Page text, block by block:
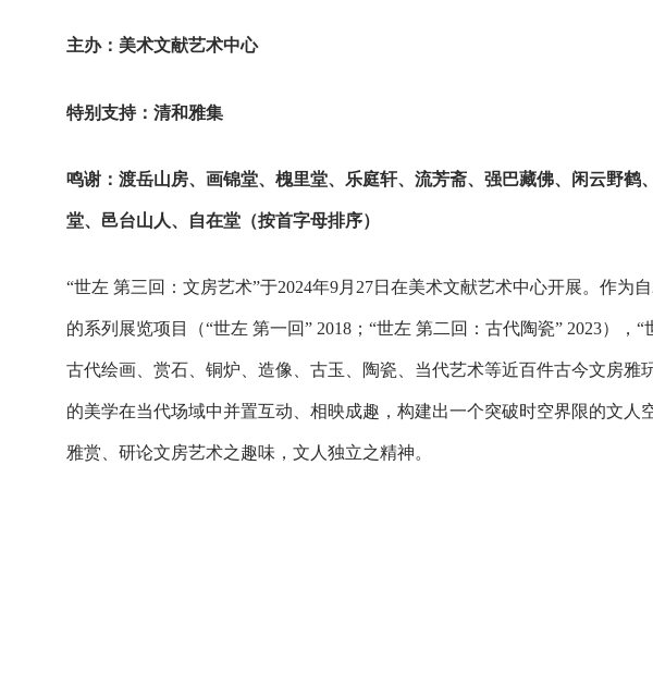
主办：美术文献艺术中心
特别支持：清和雅集
鸣谢：渡岳山房、画锦堂、槐里堂、乐庭轩、流芳斋、强巴藏佛、闲云野鹤
堂、邑台山人、自在堂（按首字母排序）
“世左 第三回：文房艺术”于2024年9月27日在美术文献艺术中心开展。作为
的系列展览项目（“世左 第一回” 2018；“世左 第二回：古代陶瓷” 2023），“
古代绘画、赏石、铜炉、造像、古玉、陶瓷、当代艺术等近百件古今文房雅
的美学在当代场域中并置互动、相映成趣，构建出一个突破时空界限的文人
雅赏、研论文房艺术之趣味，文人独立之精神。